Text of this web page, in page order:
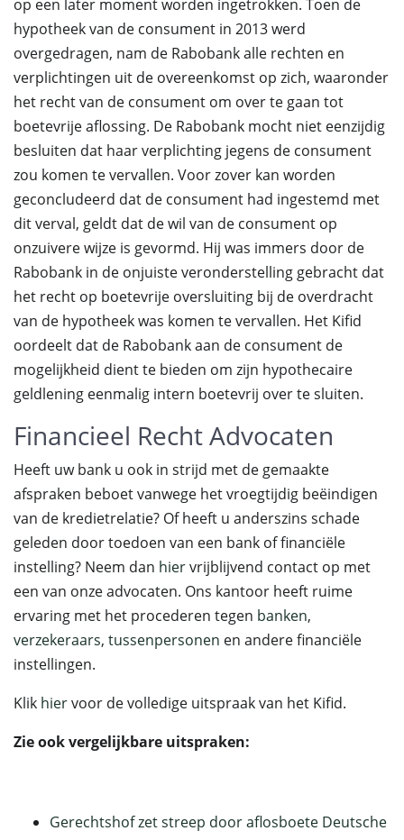
op een later moment worden ingetrokken. Toen de
hypotheek van de consument in 2013 werd
overgedragen, nam de Rabobank alle rechten en
verplichtingen uit de overeenkomst op zich, waaronder
het recht van de consument om over te gaan tot
boetevrije aflossing. De Rabobank mocht niet eenzijdig
besluiten dat haar verplichting jegens de consument
zou komen te vervallen. Voor zover kan worden
geconcludeerd dat de consument had ingestemd met
dit verval, geldt dat de wil van de consument op
onzuivere wijze is gevormd. Hij was immers door de
Rabobank in de onjuiste veronderstelling gebracht dat
het recht op boetevrije oversluiting bij de overdracht
van de hypotheek was komen te vervallen. Het Kifid
oordeelt dat de Rabobank aan de consument de
mogelijkheid dient te bieden om zijn hypothecaire
geldlening eenmalig intern boetevrij over te sluiten.
Financieel Recht Advocaten
Heeft uw bank u ook in strijd met de gemaakte
afspraken beboet vanwege het vroegtijdig beëindigen
van de kredietrelatie? Of heeft u anderszins schade
geleden door toedoen van een bank of financiële
instelling? Neem dan hiervrijblijvend contact op met
een van onze advocaten. Ons kantoor heeft ruime
ervaring met het procederen tegen banken,
verzekeraars, tussenpersonen en andere financiële
instellingen.
Klik hiervoor de volledige uitspraak van het Kifid.
Zie ook vergelijkbare uitspraken:
Gerechtshof zet streep door aflosboete Deutsche